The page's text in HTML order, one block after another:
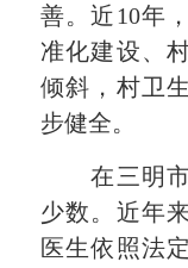
善。近10年
准化建设、
倾斜，村卫
步健全。
在三明市
少数。近年
医生依照法